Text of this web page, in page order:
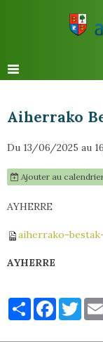
Aiherrako
Du 13/06/2025 au
Ajouter au
AYHERRE
aiherrako-
AYHERRE
PartagerFacebook